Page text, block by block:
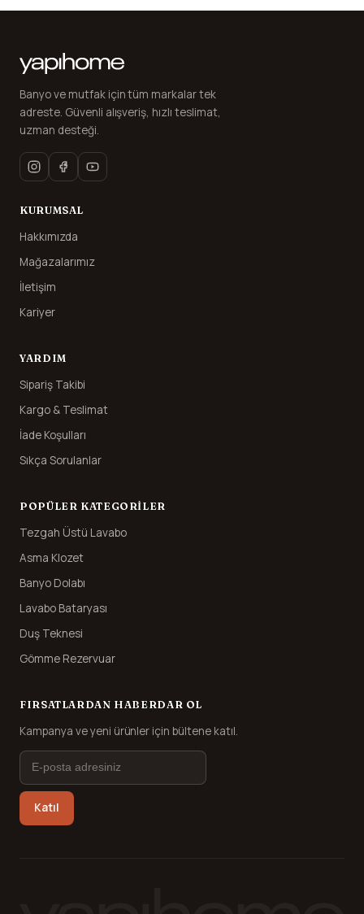
Banyo ve mutfak için tüm markalar tek
adreste. Güvenli alışveriş, hızlı teslimat,
uzman desteği.
KURUMSAL
Hakkımızda
Mağazalarımız
İletişim
Kariyer
YARDIM
Sipariş Takibi
Kargo & Teslimat
İade Koşulları
Sıkça Sorulanlar
POPÜLER KATEGORILER
Tezgah Üstü Lavabo
Asma Klozet
Banyo Dolabı
Lavabo Bataryası
Duş Teknesi
Gömme Rezervuar
FIRSATLARDAN HABERDAR OL
Kampanya ve yeni ürünler için bültene katıl.
Katıl